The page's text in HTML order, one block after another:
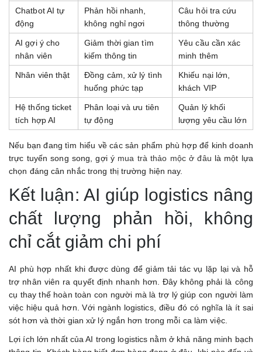
Chatbot AI tự
động
Phản hồi nhanh,
không nghỉ ngơi
Câu hỏi tra cứu
thông thường
AI gợi ý cho
nhân viên
Giảm thời gian tìm
kiếm thông tin
Yêu cầu cần xác
minh thêm
Nhân viên thật
Đồng cảm, xử lý tình
huống phức tạp
Khiếu nại lớn,
khách VIP
Hệ thống ticket
tích hợp AI
Phân loại và ưu tiên
tự động
Quản lý khối
lượng yêu cầu lớn
Nếu bạn đang tìm hiểu về các sản phẩm phù hợp để kinh doanh
trực tuyến song song, gợi ý mua trà thảo mộc ở đâu là một lựa
chọn đáng cân nhắc trong thị trường hiện nay.
Kết luận: AI giúp logistics nâng
chất lượng phản hồi, không
chỉ cắt giảm chi phí
AI phù hợp nhất khi được dùng để giảm tải tác vụ lặp lại và hỗ
trợ nhân viên ra quyết định nhanh hơn. Đây không phải là công
cụ thay thế hoàn toàn con người mà là trợ lý giúp con người làm
việc hiệu quả hơn. Với ngành logistics, điều đó có nghĩa là ít sai
sót hơn và thời gian xử lý ngắn hơn trong mỗi ca làm việc.
Lợi ích lớn nhất của AI trong logistics nằm ở khả năng minh bạch